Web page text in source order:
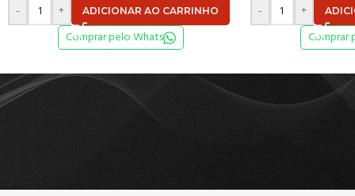
-
+ ADICIONAR AO CARRINHO
Comprar pelo Whats
-
+
Comprar